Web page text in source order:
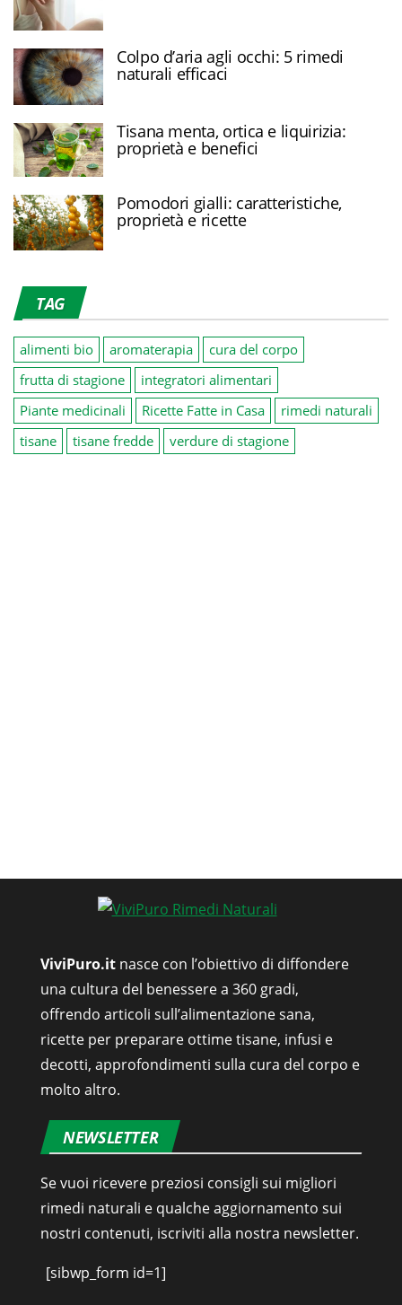
Colpo d’aria agli occhi: 5 rimedi
naturali efficaci
Tisana menta, ortica e liquirizia:
proprietà e benefici
Pomodori gialli: caratteristiche,
proprietà e ricette
TAG
alimenti bio aromaterapia
cura del corpo
frutta di stagione
integratori alimentari
Piante medicinali
Ricette Fatte in Casa
rimedi naturali
tisane
tisane fredde verdure di stagione
ViviPuro.it nasce con l’obiettivo di diffondere
una cultura del benessere a 360 gradi,
offrendo articoli sull’alimentazione sana,
ricette per preparare ottime tisane, infusi e
decotti, approfondimenti sulla cura del corpo e
molto altro.
NEWSLETTER
Se vuoi ricevere preziosi consigli sui migliori
rimedi naturali e qualche aggiornamento sui
nostri contenuti, iscriviti alla nostra newsletter.
[sibwp_form id=1]